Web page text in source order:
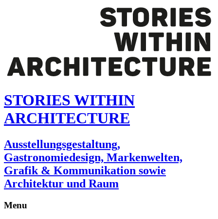
STORIES WITHIN
ARCHITECTURE
Ausstellungsgestaltung,
Gastronomiedesign, Markenwelten,
Grafik & Kommunikation sowie
Architektur und Raum
Menu